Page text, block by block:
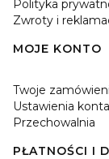
Polityka
Zwroty i
MOJE KONTO
Twoje
Ustawienia konta
Przechowalnia
PŁATNOŚCI I